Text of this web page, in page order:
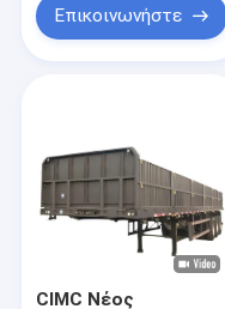
Επικοινωνήστε
CIMC Νέος